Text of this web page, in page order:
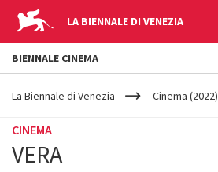
LA BIENNALE DI VENEZIA
YOUR
ARE
La Biennale di Venezia Cinema (2022)
CINEMA
VERA
BIENNALE CINEMA